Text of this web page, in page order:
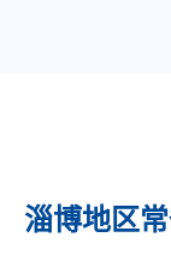
淄博地区